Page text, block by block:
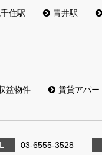
住駅 青井駅
益物件 賃貸アパー
03-6555-3528